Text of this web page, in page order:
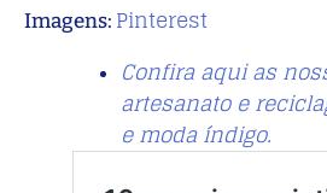
Imagens: Pinterest
Confira aqui as
artesanato e
e moda índigo.